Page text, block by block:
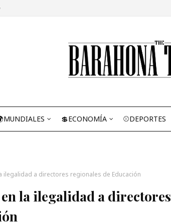
💲ECONOMÍA ⚾DEPORTES
ilegalidad a directores regionales de Educación
la ilegalidad a directores